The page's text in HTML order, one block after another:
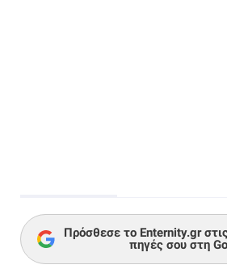
Πρόσθεσε το Enternity.gr
πηγές σου στη